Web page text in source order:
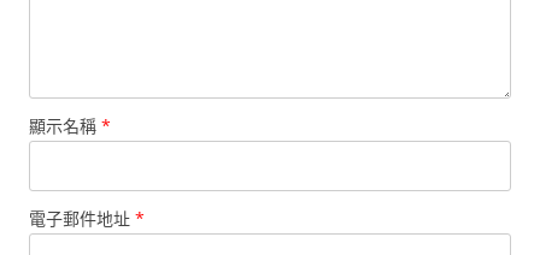
顯示名稱 *
電子郵件地址 *